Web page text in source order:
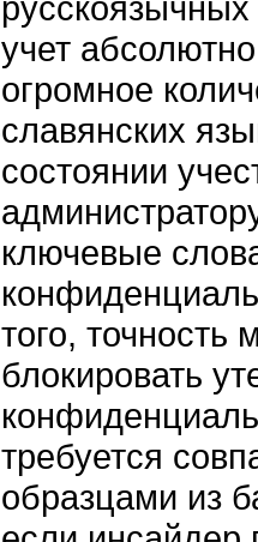
учет
огромное
славянских
состоянии
ключевые
того, точность
блокировать
требуется
образцами из